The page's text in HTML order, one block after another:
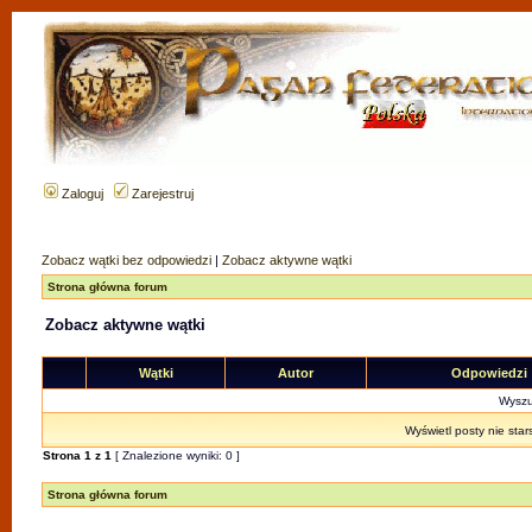
Zaloguj Zarejestruj
Zobacz wątki bez odpowiedzi | Zobacz aktywne wątki
Strona główna forum
Zobacz aktywne wątki
Wątki Autor Odpowiedzi
Wyświetl posty nie
Strona 1 z 1 [ Znalezione wyniki: 0 ]
Strona główna forum